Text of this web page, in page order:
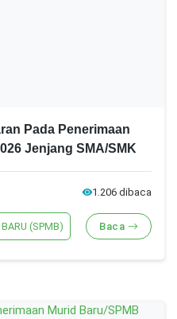
Pada Penerimaan
Jenjang SMA/SMK
1.206 dibaca
(SPMB) Baca